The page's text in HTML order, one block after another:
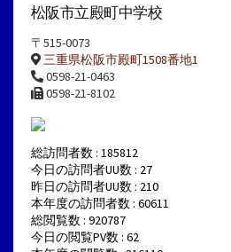
松阪市立殿町中学校
〒515-0073
三重県松阪市殿町1508番地1
0598-21-0463
0598-21-8102
総訪問者数 : 185812
今日の訪問者UU数 : 27
昨日の訪問者UU数 : 210
本年度の訪問者数 : 60611
総閲覧数 : 920787
今日の閲覧PV数 : 62